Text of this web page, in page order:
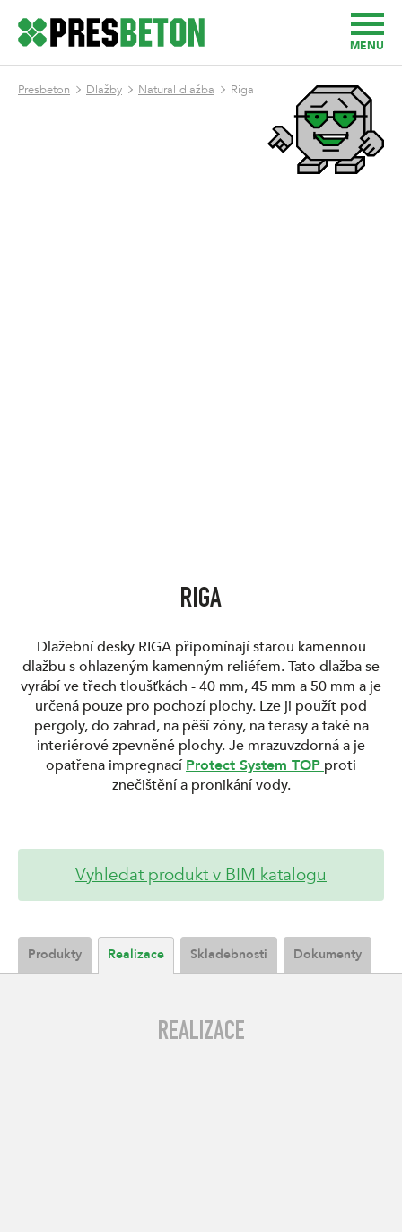
MENU
Presbeton Dlažby Natural dlažba Riga
RIGA
Dlažební desky RIGA připomínají starou kamennou
dlažbu s ohlazeným kamenným reliéfem. Tato dlažba se
vyrábí ve třech tloušťkách - 40 mm, 45 mm a 50 mm a je
určená pouze pro pochozí plochy. Lze ji použít pod
pergoly, do zahrad, na pěší zóny, na terasy a také na
interiérové zpevněné plochy. Je mrazuvzdorná a je
opatřena impregnacíProtect System TOP proti
znečištění a pronikání vody.
Vyhledat produkt v BIM katalogu
Produkty Realizace Skladebnosti Dokumenty
REALIZACE